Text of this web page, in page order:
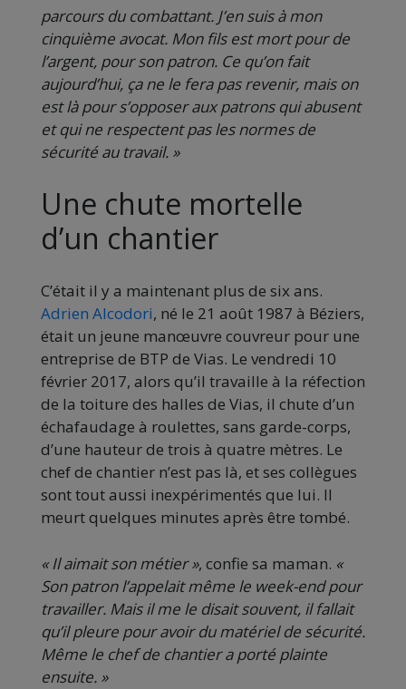
parcours du combattant. J’en suis à mon
cinquième avocat. Mon fils est mort pour de
l’argent, pour son patron. Ce qu’on fait
aujourd’hui, ça ne le fera pas revenir, mais on
est là pour s’opposer aux patrons qui abusent
et qui ne respectent pas les normes de
sécurité au travail. »
Une chute mortelle
d’un chantier
C’était il y a maintenant plus de six ans.
Adrien Alcodori, né le 21 août 1987 à Béziers,
était un jeune manœuvre couvreur pour une
entreprise de BTP de Vias. Le vendredi 10
février 2017, alors qu’il travaille à la réfection
de la toiture des halles de Vias, il chute d’un
échafaudage à roulettes, sans garde-corps,
d’une hauteur de trois à quatre mètres. Le
chef de chantier n’est pas là, et ses collègues
sont tout aussi inexpérimentés que lui. Il
meurt quelques minutes après être tombé.
« Il aimait son métier », confie sa maman. «
Son patron l’appelait même le week-end pour
travailler. Mais il me le disait souvent, il fallait
qu’il pleure pour avoir du matériel de sécurité.
Même le chef de chantier a porté plainte
ensuite. »